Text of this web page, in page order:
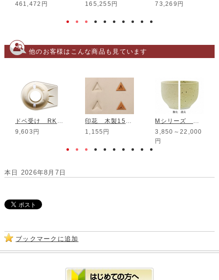
461,472円
165,255円
73,269円
他のお客様はこんな商品も見ています
ドベ受け RKシリーズ用
9,603円
印花 木製15mm STS-07
1,155円
Mシリーズ 梨釉
3,850～22,000
円
本日 2026年8月7日
ブックマークに追加